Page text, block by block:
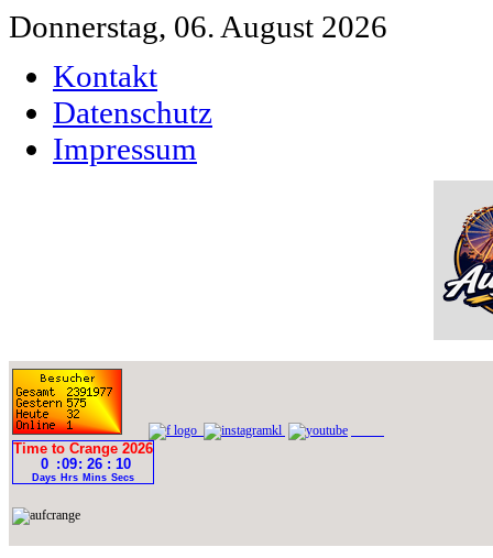
Donnerstag, 06. August 2026
Kontakt
Datenschutz
Impressum